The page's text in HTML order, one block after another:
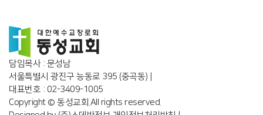
담임목사 : 문성남
서울특별시 광진구 능동로 395 (중곡동) |
대표번호 : 02-3409-1005
Copyright © 동성교회.All rights reserved.